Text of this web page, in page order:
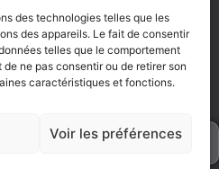
des technologies telles que les
des appareils. Le fait de consentir
telles que le comportement
ne pas consentir ou de retirer son
caractéristiques et fonctions.
Voir les préférences